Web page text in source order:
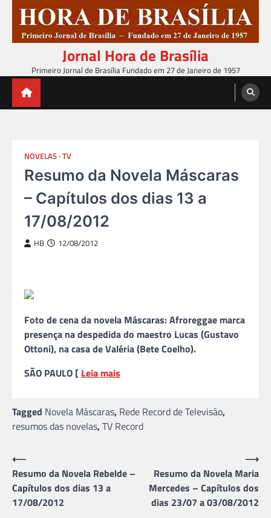
content
Jornal Hora de Brasília
Primeiro Jornal de Brasília Fundado em 27 de Janeiro de 1957
NOVELAS TV
Resumo da Novela Máscaras
– Capítulos dos dias 13 a
17/08/2012
HB 12/08/2012
Foto de cena da novela Máscaras: Afroreggae marca
presença na despedida do maestro Lucas (Gustavo
Ottoni), na casa de Valéria (Bete Coelho).
SÃO PAULO [ Leia mais
Tagged Novela Máscaras, Rede Record de Televisão,
resumos das novelas,TV Record
Navegação
de
Post
⟵
Resumo da Novela Rebelde –
Capítulos dos dias 13 a
17/08/2012
Resumo da Novela Maria
Mercedes – Capítulos dos
dias 23/07 a 03/08/2012
⟶